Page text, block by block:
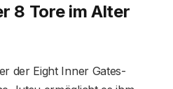
8 Tore im Alter
der Eight Inner Gates-